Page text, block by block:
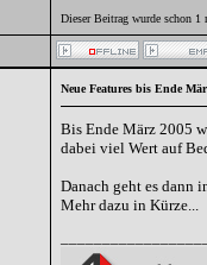
Dieser Beitrag wurde schon
Neue Features bis Ende
Bis Ende März 2005
dabei viel Wert auf
Danach geht es dann
Mehr dazu in Kürze...